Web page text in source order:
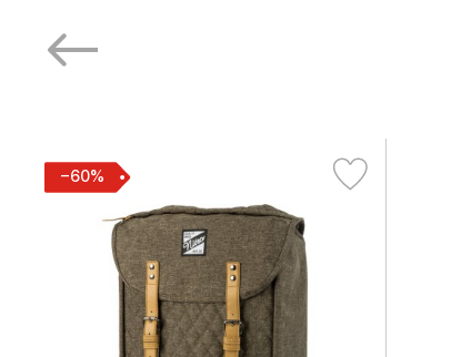
−60%